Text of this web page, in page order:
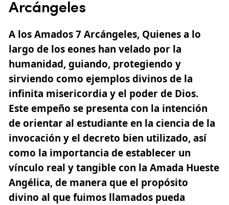
Arcángeles
A los Amados7 Arcángeles, Quienes a lo
largo de los eones han velado por la
humanidad, guiando, protegiendo y
sirviendo como ejemplos divinos de la
infinita misericordia y el poder de Dios.
Este empeño se presenta con la intención
de orientar al estudiante en la ciencia de la
invocación y el decreto bien utilizado, así
como la importancia de establecer un
vínculo real y tangible con la Amada Hueste
Angélica, de manera que el propósito
divino al que fuimos llamados pueda